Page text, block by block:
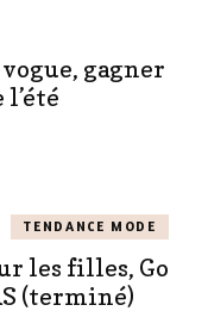
gagner
l’été
TENDANCE MODE
les filles, Go
(terminé)